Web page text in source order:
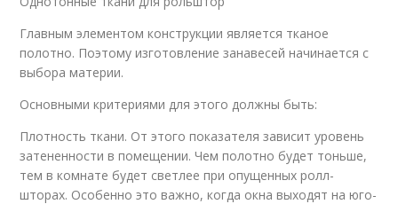
Подъемный механизм
Главным элементом конструкции является тканое
полотно. Поэтому изготовление занавесей начинается с
выбора материи.
Основными критериями для этого должны быть:
Плотность ткани. От этого показателя зависит уровень
затененности в помещении. Чем полотно будет тоньше,
тем в комнате будет светлее при опущенных ролл-
шторах. Особенно это важно, когда окна выходят на юго-